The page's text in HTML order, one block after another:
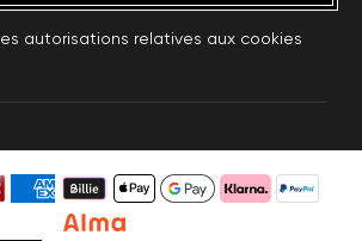
autorisations relatives aux cookies